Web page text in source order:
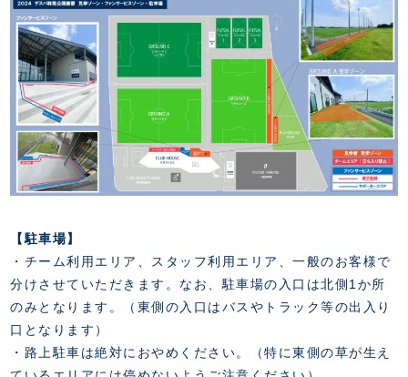
【駐車場】
・チーム利用エリア、スタッフ利用エリア、一般のお客様で
分けさせていただきます。なお、駐車場の入口は北側1か所
のみとなります。（東側の入口はバスやトラック等の出入り
口となります）
・路上駐車は絶対におやめください。（特に東側の草が生え